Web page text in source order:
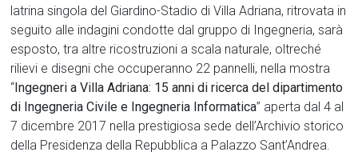
latrina singola del Giardino-Stadio di Villa Adriana, ritrovata in
seguito alle indagini condotte dal gruppo di Ingegneria, sarà
esposto, tra altre ricostruzioni a scala naturale, oltreché
rilievi e disegni che occuperanno 22 pannelli, nella mostra
“Ingegneri a Villa Adriana: 15 anni di ricerca del dipartimento
di Ingegneria Civile e Ingegneria Informatica” aperta dal 4 al
7 dicembre 2017 nella prestigiosa sede dell’Archivio storico
della Presidenza della Repubblica a Palazzo Sant’Andrea.